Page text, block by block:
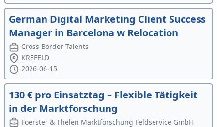
German Digital Marketing Client Success
Manager in Barcelona w Relocation
Cross Border Talents
KREFELD
2026-06-15
130 € pro Einsatztag – Flexible Tätigkeit
in der Marktforschung
Foerster & Thelen Marktforschung Feldservice GmbH